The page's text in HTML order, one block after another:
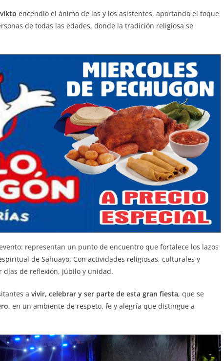
encendió el ánimo de las y los asistentes, aportando el toque
de todas las edades, donde la tradición religiosa se
representan un punto de encuentro que fortalece los lazos
de Sahuayo. Con actividades religiosas, culturales y
días de reflexión, júbilo y unidad.
a vivir, celebrar y ser parte de esta gran fiesta, que se
, en un ambiente de respeto, fe y alegría que distingue a